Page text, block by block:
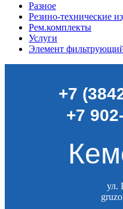
Разное
Резино-технические
Рем.комплекты
Услуги
Элемент
+7
+7
ул.